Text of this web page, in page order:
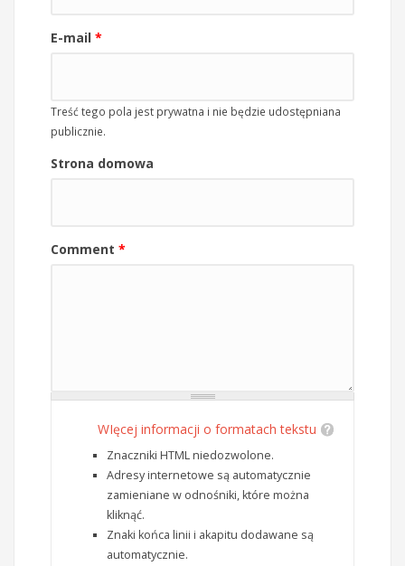
E-mail *
Treść tego pola jest prywatna i nie będzie udostępniana
publicznie.
Strona domowa
Comment *
WIęcej informacji o formatach tekstu
Znaczniki HTML niedozwolone.
Adresy internetowe są automatycznie
zamieniane w odnośniki, które można
kliknąć.
Znaki końca linii i akapitu dodawane są
automatycznie.